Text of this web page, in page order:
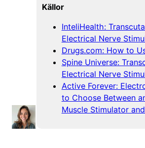
Källor
InteliHealth:
Electrical Nerve
Drugs.com: How to
Spine Universe:
Electrical Nerve
Active Forever:
to Choose Between
Muscle Stimulator